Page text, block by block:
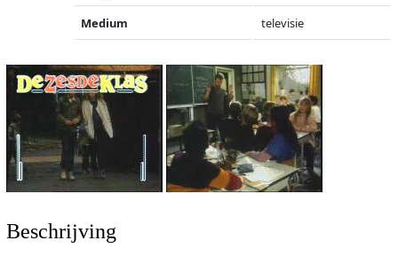
Medium televisie
Beschrijving